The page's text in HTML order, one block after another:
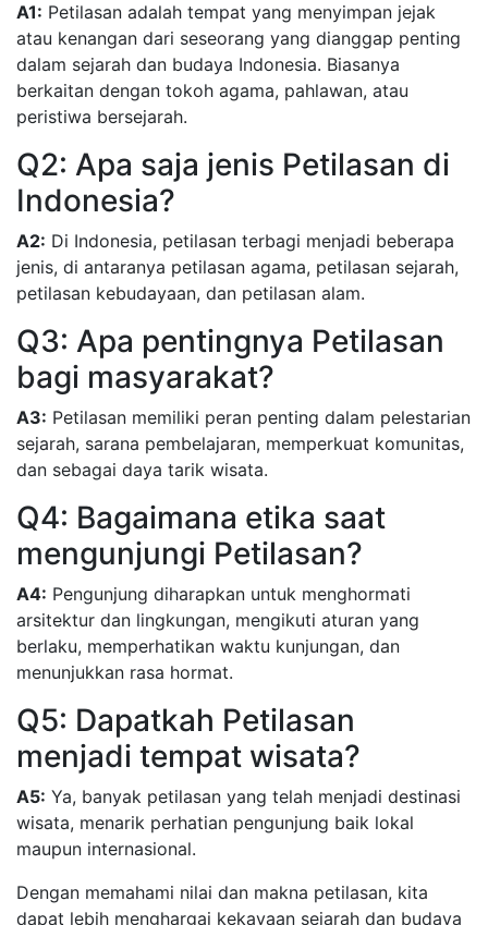
A1: Petilasan adalah tempat yang menyimpan jejak
atau kenangan dari seseorang yang dianggap penting
dalam sejarah dan budaya Indonesia. Biasanya
berkaitan dengan tokoh agama, pahlawan, atau
peristiwa bersejarah.
Q2: Apa saja jenis Petilasan di
Indonesia?
A2: Di Indonesia, petilasan terbagi menjadi beberapa
jenis, di antaranya petilasan agama, petilasan sejarah,
petilasan kebudayaan, dan petilasan alam.
Q3: Apa pentingnya Petilasan
bagi masyarakat?
A3: Petilasan memiliki peran penting dalam pelestarian
sejarah, sarana pembelajaran, memperkuat komunitas,
dan sebagai daya tarik wisata.
Q4: Bagaimana etika saat
mengunjungi Petilasan?
A4: Pengunjung diharapkan untuk menghormati
arsitektur dan lingkungan, mengikuti aturan yang
berlaku, memperhatikan waktu kunjungan, dan
menunjukkan rasa hormat.
Q5: Dapatkah Petilasan
menjadi tempat wisata?
A5: Ya, banyak petilasan yang telah menjadi destinasi
wisata, menarik perhatian pengunjung baik lokal
maupun internasional.
Dengan memahami nilai dan makna petilasan, kita
dapat lebih menghargai kekayaan sejarah dan budaya